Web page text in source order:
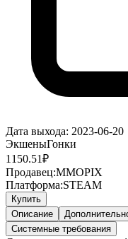
Дата выхода: 2023-06-20
ЭкшеныГонки
1150.51₽
Продавец:MMOPIX
Платформа:STEAM
Купить
Описание
Системные требования